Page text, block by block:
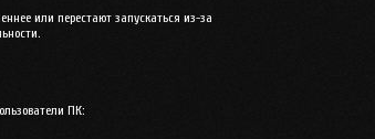
или перестают запускаться из-за
ПК: